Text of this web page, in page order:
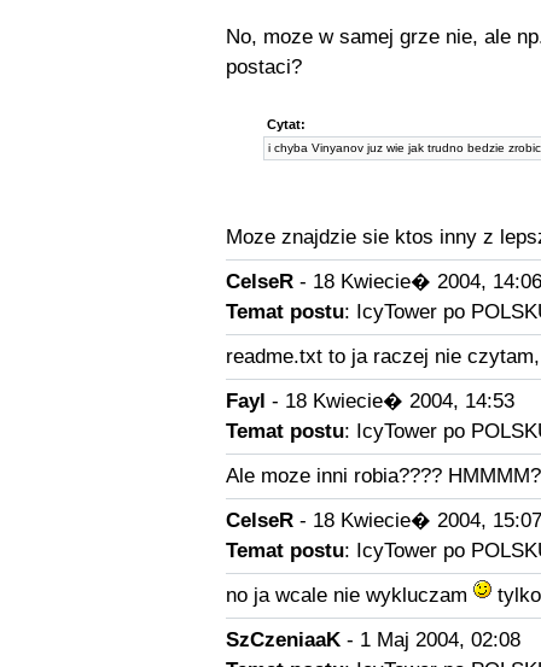
No, moze w samej grze nie, ale
postaci?
Cytat:
i chyba Vinyanov juz wie jak trudno bedzie
Moze znajdzie sie ktos inny z
CelseR- 18 Kwiecie� 2004, 14:06
Temat postu: IcyTower po
readme.txt to ja raczej nie
Fayl - 18 Kwiecie� 2004, 14:53
Temat postu: IcyTower po
Ale moze inni robia????
CelseR- 18 Kwiecie� 2004, 15:07
Temat postu: IcyTower po
no ja wcale nie wykluczam
tylko
SzCzeniaaK- 1 Maj 2004, 02:08